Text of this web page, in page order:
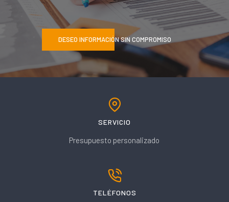
DESEO INFORMACIÓN SIN COMPROMISO
SERVICIO
Presupuesto personalizado
TELÉFONOS